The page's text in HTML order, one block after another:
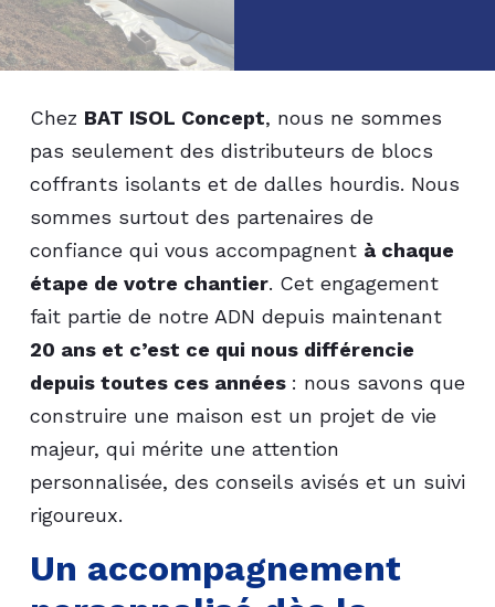
Chez BAT ISOL Concept, nous ne sommes
pas seulement des distributeurs de blocs
coffrants isolants et de dalles hourdis. Nous
sommes surtout des partenaires de
confiance qui vous accompagnent à chaque
étape de votre chantier. Cet engagement
fait partie de notre ADN depuis maintenant
20 ans et c’est ce qui nous différencie
depuis toutes ces années : nous savons que
construire une maison est un projet de vie
majeur, qui mérite une attention
personnalisée, des conseils avisés et un suivi
rigoureux.
Un accompagnement